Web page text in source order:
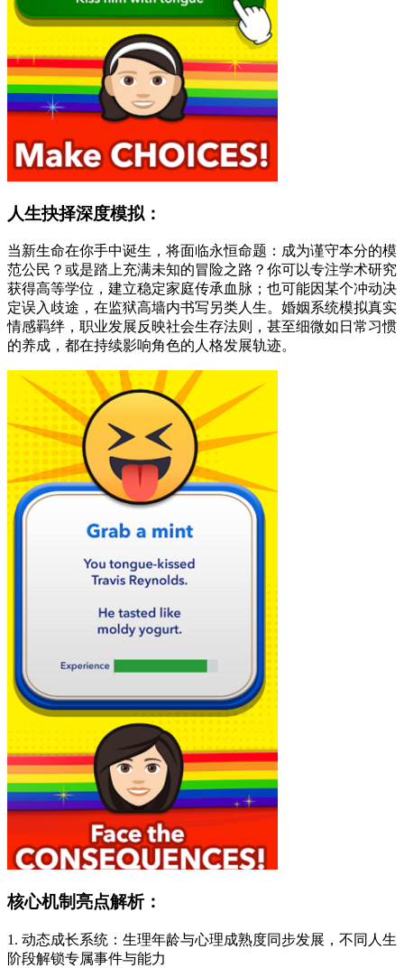
人生抉择深度模拟：
当新生命在你手中诞生，将面临永恒命题：成为谨守本分的模
范公民？或是踏上充满未知的冒险之路？你可以专注学术研究
获得高等学位，建立稳定家庭传承血脉；也可能因某个冲动决
定误入歧途，在监狱高墙内书写另类人生。婚姻系统模拟真实
情感羁绊，职业发展反映社会生存法则，甚至细微如日常习惯
的养成，都在持续影响角色的人格发展轨迹。
核心机制亮点解析：
1. 动态成长系统：生理年龄与心理成熟度同步发展，不同人生
阶段解锁专属事件与能力